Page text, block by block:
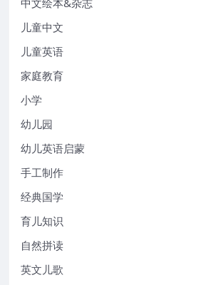
儿童中文
儿童英语
家庭教育
小学
幼儿园
幼儿英语启蒙
手工制作
经典国学
育儿知识
自然拼读
英文儿歌